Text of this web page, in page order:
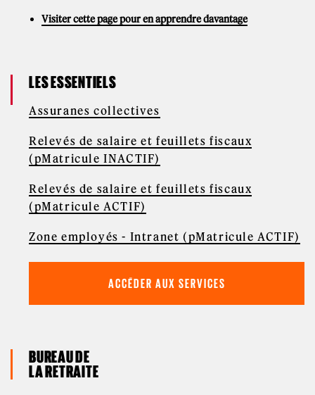
Visiter cette page pour en apprendre davantage
LES ESSENTIELS
Assuranes collectives
Relevés de salaire et feuillets fiscaux
(pMatricule INACTIF)
Relevés de salaire et feuillets fiscaux
(pMatricule ACTIF)
Zone employés - Intranet (pMatricule ACTIF)
ACCÉDER AUX SERVICES
BUREAU DE
LA RETRAITE